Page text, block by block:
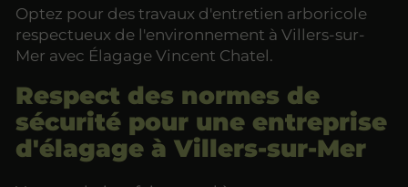
Optez pour des travaux d'entretien arboricole
respectueux de l'environnement à Villers-sur-
Mer avec Élagage Vincent Chatel.
Respect des normes de
sécurité pour une entreprise
d'élagage à Villers-sur-Mer